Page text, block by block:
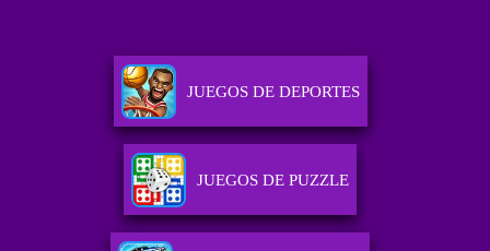
JUEGOS DE DEPORTES
JUEGOS DE PUZZLE